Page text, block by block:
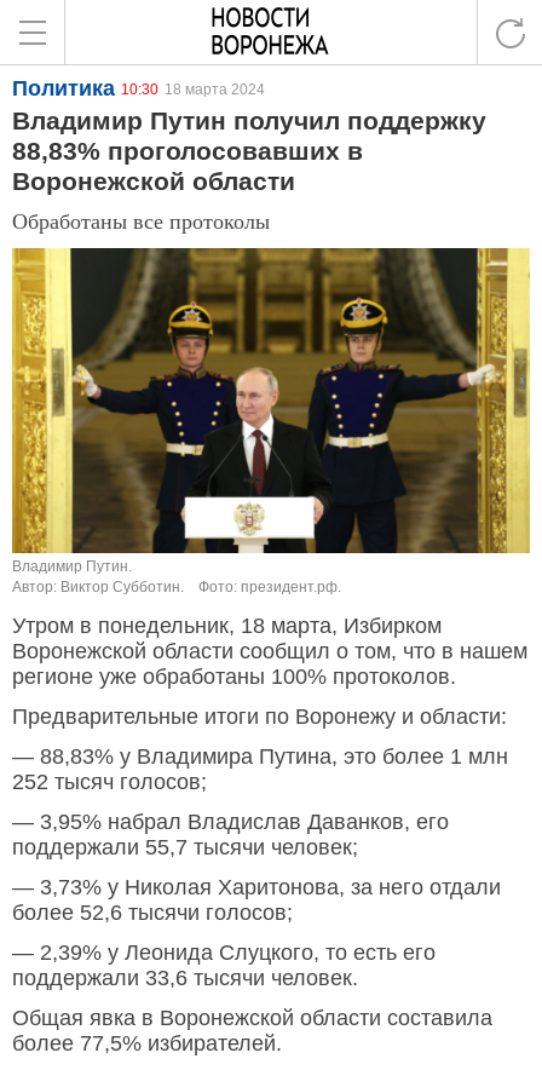
Политика 10:30 18 марта 2024
Владимир Путин получил поддержку
88,83% проголосовавших в
Воронежской области
Обработаны все протоколы
Владимир Путин.
Автор: Виктор Субботин.
Фото: президент.рф.
Утром в понедельник, 18 марта, Избирком
Воронежской области сообщил о том, что в нашем
регионе уже обработаны 100% протоколов.
Предварительные итоги по Воронежу и области:
— 88,83% у Владимира Путина, это более 1 млн
252 тысяч голосов;
— 3,95% набрал Владислав Даванков, его
поддержали 55,7 тысячи человек;
— 3,73% у Николая Харитонова, за него отдали
более 52,6 тысячи голосов;
— 2,39% у Леонида Слуцкого, то есть его
поддержали 33,6 тысячи человек.
Общая явка в Воронежской области составила
более 77,5% избирателей.